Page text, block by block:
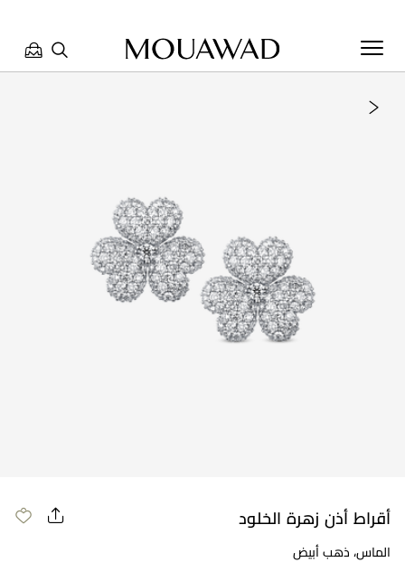
أقراط أذن زهرة الخلود
الماس، ذهب أبيض